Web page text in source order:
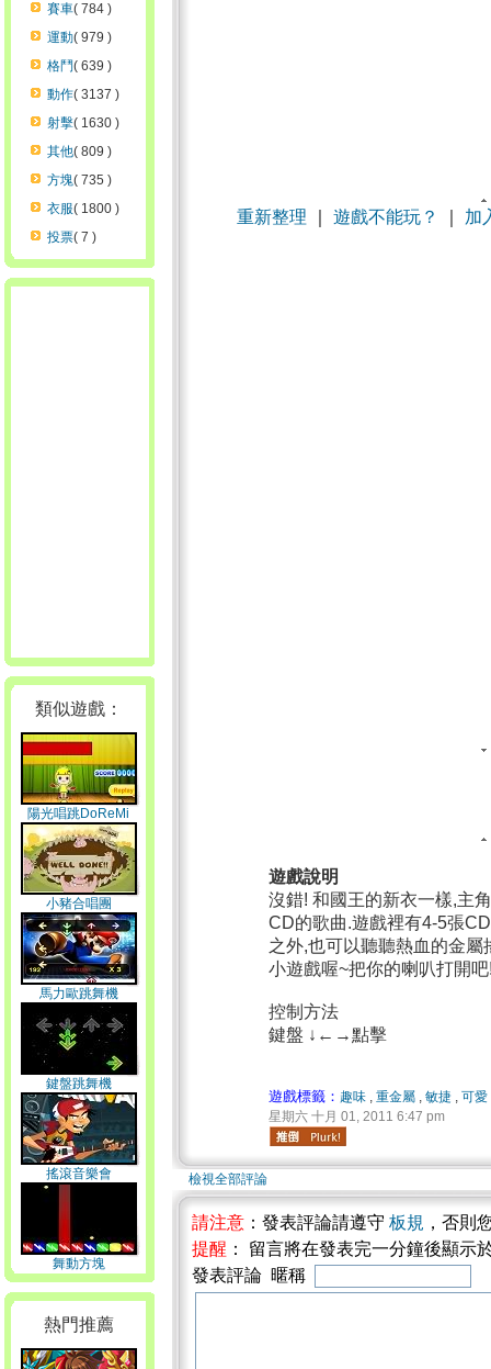
賽車( 784 )
運動( 979 )
格鬥( 639 )
動作( 3137 )
射擊( 1630 )
其他( 809 )
方塊( 735 )
衣服( 1800 )
投票( 7 )
類似遊戲：
陽光唱跳DoReMi
小豬合唱團
馬力歐跳舞機
鍵盤跳舞機
搖滾音樂會
舞動方塊
熱門推薦
重新整理 遊戲不能玩？ 加
遊戲說明
沒錯! 和國王的新衣一樣,主
CD的歌曲.遊戲裡有4-5張
之外,也可以聽聽熱血的金
小遊戲喔~把你的喇叭打開
控制方法
鍵盤 ↓←→點擊
遊戲標籤： 趣味 ,重金屬 ,敏捷 ,可愛
星期六 十月 01, 2011 6:47 pm
檢視全部評論
請注意 ：發表評論請遵守 板規 ，否則
提醒 ： 留言將在發表完一分鐘後顯示
發表評論 暱稱